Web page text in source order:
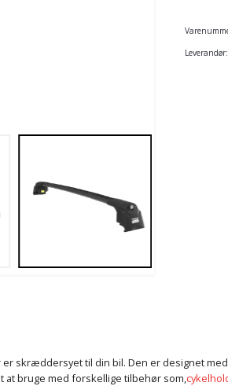
Leverandør:
skræddersyet til din bil. Den er designet
at bruge med forskellige tilbehør som,